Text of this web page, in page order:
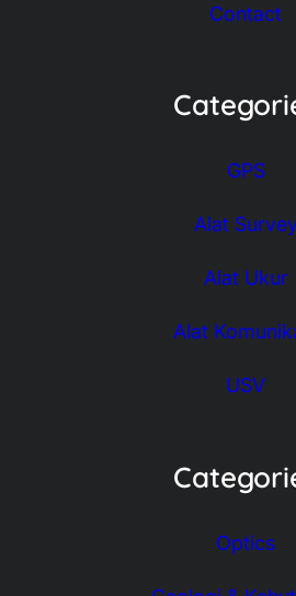
Contact
GPS
Alat
Alat Ukur
Alat
USV
Optics